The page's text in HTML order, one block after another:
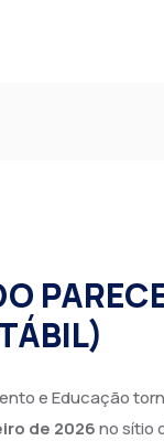
e Educação
de 2026no sítio